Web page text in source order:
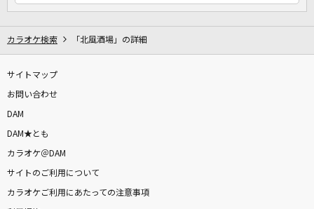
カラオケ検索 「北風酒場」の詳細
サイトマップ
お問い合わせ
DAM
DAM★とも
カラオケ＠DAM
サイトのご利用について
カラオケご利用にあたっての注意事項